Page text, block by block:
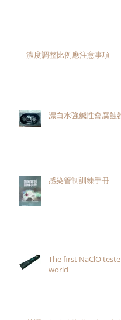
濃度調整比例應注意事項
漂白水強鹹性會腐蝕
感染管制訓練手冊
The first NaClO
world